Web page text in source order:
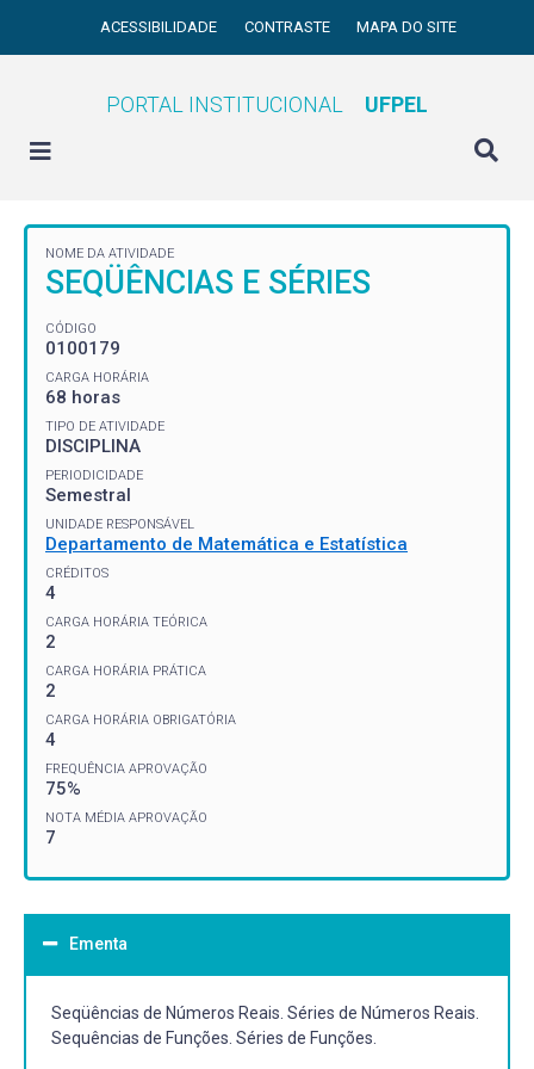
ACESSIBILIDADE CONTRASTE MAPA DO SITE
PORTAL INSTITUCIONAL UFPEL
NOME DA ATIVIDADE
SEQÜÊNCIAS E SÉRIES
CÓDIGO
0100179
CARGA HORÁRIA
68 horas
TIPO DE ATIVIDADE
DISCIPLINA
PERIODICIDADE
Semestral
UNIDADE RESPONSÁVEL
Departamento de Matemática e Estatística
CRÉDITOS
4
CARGA HORÁRIA TEÓRICA
2
CARGA HORÁRIA PRÁTICA
2
CARGA HORÁRIA OBRIGATÓRIA
4
FREQUÊNCIA APROVAÇÃO
75%
NOTA MÉDIA APROVAÇÃO
7
Ementa
Seqüências de Números Reais. Séries de Números Reais.
Sequências de Funções. Séries de Funções.